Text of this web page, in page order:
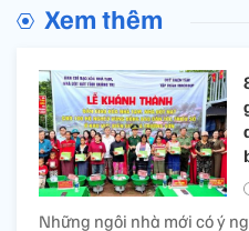
Xem thêm
Những ngôi nhà mới có ý